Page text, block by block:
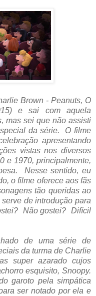
Brown - Peanuts, O
e sai com aquela
mas sei que não assisti
da série. O filme
apresentando
vistas nos diversos
e 1970, principalmente,
Nesse sentido, eu
o filme oferece aos fãs
tão queridas ao
de introdução para
Não gostei? Difícil
de uma série de
da turma de Charlie
super azarado cujos
esquisito, Snoopy.
garoto pela simpática
ser notado por ela e